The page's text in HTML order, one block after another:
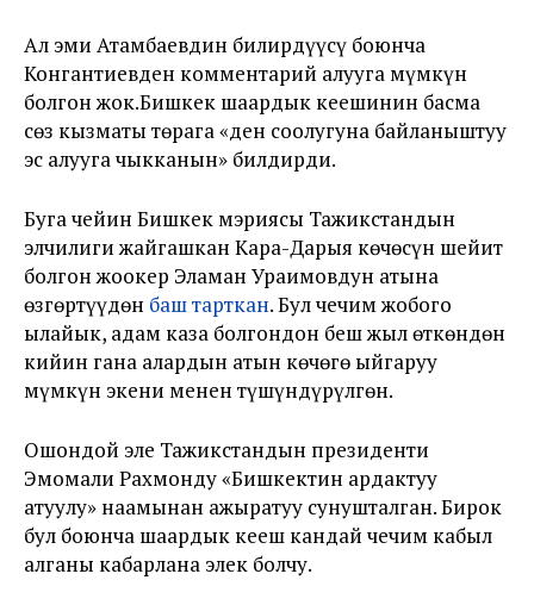
Ал эми Атамбаевдин билирдүүсү боюнча
Конгантиевден комментарий алууга мүмкүн
болгон жок.Бишкек шаардык кеңешинин басма
сөз кызматы төрага «ден соолугуна байланыштуу
эс алууга чыкканын» билдирди.
Буга чейин Бишкек мэриясы Тажикстандын
элчилиги жайгашкан Кара-Дарыя көчөсүн шейит
болгон жоокер Эламан Ураимовдун атына
өзгөртүүдөн баш тарткан. Бул чечим жобого
ылайык, адам каза болгондон беш жыл өткөндөн
кийин гана алардын атын көчөгө ыйгаруу
мүмкүн экени менен түшүндүрүлгөн.
Ошондой эле Тажикстандын президенти
Эмомали Рахмонду «Бишкектин ардактуу
атуулу» наамынан ажыратуу сунушталган. Бирок
бул боюнча шаардык кеңеш кандай чечим кабыл
алганы кабарлана элек болчу.